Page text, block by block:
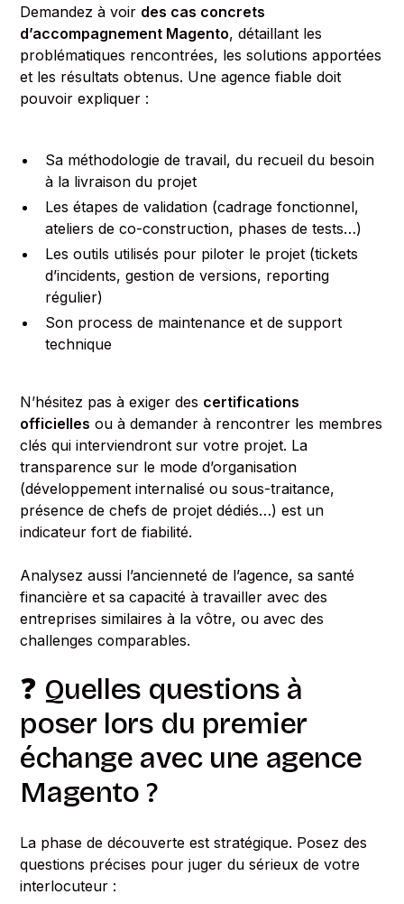
Demandez à voir des cas concrets
d’accompagnement Magento, détaillant les
problématiques rencontrées, les solutions apportées
et les résultats obtenus. Une agence fiable doit
pouvoir expliquer :
Sa méthodologie de travail, du recueil du besoin
à la livraison du projet
Les étapes de validation (cadrage fonctionnel,
ateliers de co-construction, phases de tests…)
Les outils utilisés pour piloter le projet (tickets
d’incidents, gestion de versions, reporting
régulier)
Son process de maintenance et de support
technique
N’hésitez pas à exiger des certifications
officielles ou à demander à rencontrer les membres
clés qui interviendront sur votre projet. La
transparence sur le mode d’organisation
(développement internalisé ou sous-traitance,
présence de chefs de projet dédiés…) est un
indicateur fort de fiabilité.
Analysez aussi l’ancienneté de l’agence, sa santé
financière et sa capacité à travailler avec des
entreprises similaires à la vôtre, ou avec des
challenges comparables.
❓ Quelles questions à
poser lors du premier
échange avec une agence
Magento ?
La phase de découverte est stratégique. Posez des
questions précises pour juger du sérieux de votre
interlocuteur :